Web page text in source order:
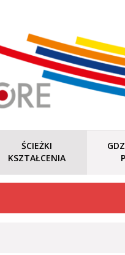
ŚCIEŻKI
KSZTAŁCENIA